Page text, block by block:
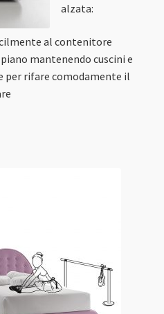
alzata:
al contenitore
mantenendo cuscini e
per rifare comodamente il